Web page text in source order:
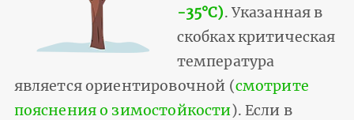
-35°С). Указанная в
скобках критическая
температура
является ориентировочной (смотрите
пояснения о зимостойкости). Если в